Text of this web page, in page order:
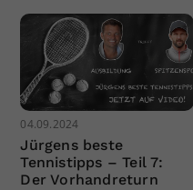
04.09.2024
Jürgens beste
Tennistipps – Teil 7:
Der Vorhandreturn